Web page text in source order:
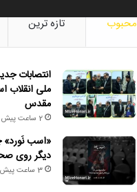
محبوب تازه ترین
انتصابات
ملی انقلاب
مقدس
2 ساعت پیش
«اسب نَورد»
دیگر روی
3 ساعت پیش